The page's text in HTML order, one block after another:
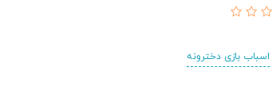
اسباب بازی دخترونه